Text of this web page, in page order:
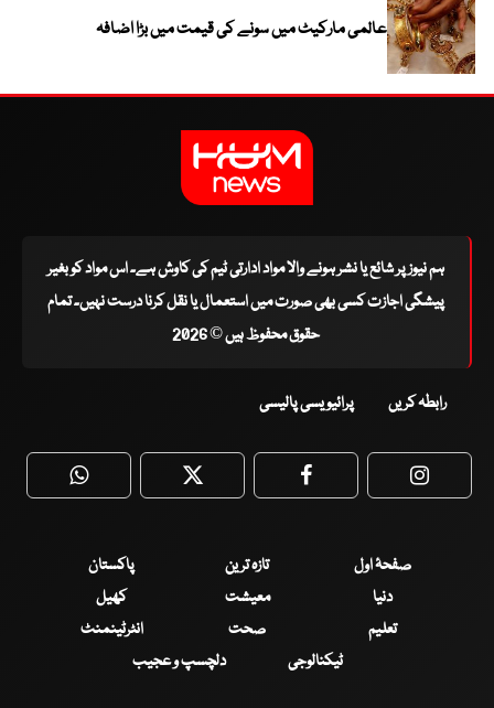
عالمی مارکیٹ میں سونے کی قیمت میں بڑا اضافہ
ہم نیوز پر شائع یا نشر ہونے والا مواد ادارتی ٹیم کی کاوش ہے۔ اس مواد کو بغیر
پیشگی اجازت کسی بھی صورت میں استعمال یا نقل کرنا درست نہیں۔ تمام
حقوق محفوظ ہیں © 2026
رابطہ کریں پرائیویسی پالیسی
WhatsApp Twitter Facebook
صفحۂ اول تازہ ترین
پاکستان
دنیا
معیشت
کھیل
تعلیم
صحت
انٹرٹینمنٹ
ٹیکنالوجی
دلچسپ و عجیب